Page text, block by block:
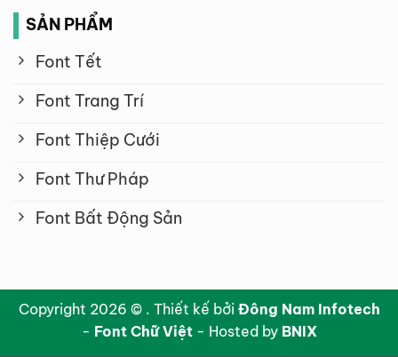
SẢN PHẨM
Font Tết
Font Trang Trí
Font Thiệp Cưới
Font Thư Pháp
Font Bất Động Sản
Copyright 2026 © . Thiết kế bởi Đông Nam Infotech
- Font Chữ Việt- Hosted by BNIX